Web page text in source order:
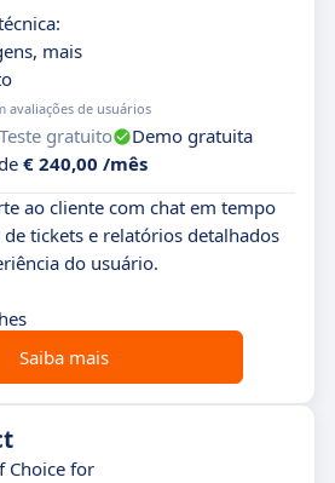
mais
avaliações de usuários
Teste gratuito
Demo gratuita
€ 240,00 /mês
ao cliente com chat em tempo
tickets e relatórios detalhados
do usuário.
Saiba mais
Choice for